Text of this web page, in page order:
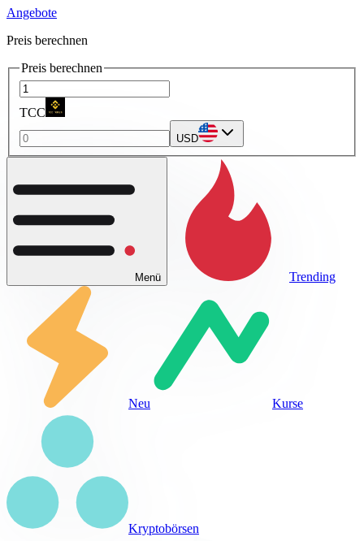
Angebote
Preis berechnen
Preis berechnen
TCC
USD
Menü Trending
Neu Kurse
Kryptobörsen